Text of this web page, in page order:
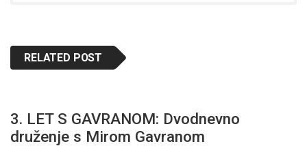
RELATED POST
3. LET S GAVRANOM: Dvodnevno
druženje s Mirom Gavranom